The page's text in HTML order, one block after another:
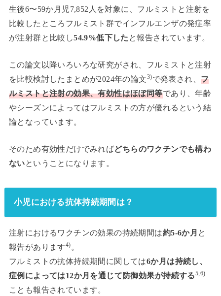
生後6〜59か月児7,852人を対象に、フルミストと注射を
比較したところフルミスト群でインフルエンザの発症率
が注射群と比較し54.9%低下した と報告されています。
この論文以降いろいろな研究がされ、フルミストと注射
を比較検討したまとめが2024年の論文3)で発表され、フ
ルミストと注射の効果、有効性はほぼ同等であり、年齢
やシーズンによってはフルミストの方が優れるという結
論となっています。
そのため有効性だけでみればどちらのワクチンでも構わ
ないということになります。
小児における抗体持続期間は？
注射におけるワクチンの効果の持続期間は約5-6か月 と
報告があります4)。
フルミストの抗体持続期間に関しては6か月は持続し、
症例によっては12か月を通じて防御効果が持続する5,6)
ことも報告されています。